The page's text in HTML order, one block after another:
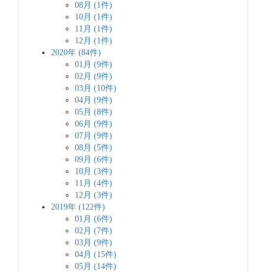
08月 (1件)
10月 (1件)
11月 (1件)
12月 (1件)
2020年 (84件)
01月 (9件)
02月 (9件)
03月 (10件)
04月 (9件)
05月 (8件)
06月 (9件)
07月 (9件)
08月 (5件)
09月 (6件)
10月 (3件)
11月 (4件)
12月 (3件)
2019年 (122件)
01月 (6件)
02月 (7件)
03月 (9件)
04月 (15件)
05月 (14件)